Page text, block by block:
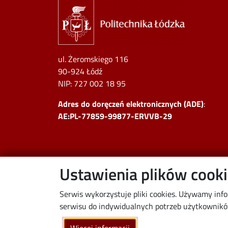
Ustawienia plików
Serwis wykorzystuje pliki cookies. Używamy
serwisu do indywidualnych potrzeb
ul. Żeromskiego 116
90-924 Łódź
NIP: 727 002 18 95
Adres do doręczeń elektronicznych (ADE):
AE:PL-77859-99877-ERVVB-29